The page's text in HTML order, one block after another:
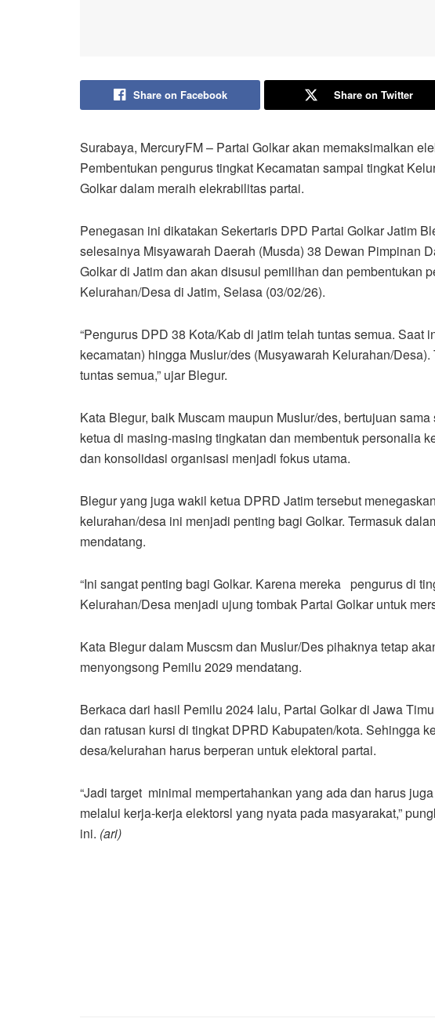
Share on Facebook Share on Twitter
Surabaya, MercuryFM – Partai Golkar akan memaksimalkan
Pembentukan pengurus tingkat Kecamatan sampai tingkat
Golkar dalam meraih elekrabilitas partai.
Penegasan ini dikatakan Sekertaris DPD Partai Golkar Jatim
selesainya Misyawarah Daerah (Musda) 38 Dewan Pimpinan
Golkar di Jatim dan akan disusul pemilihan dan pembentukan
Kelurahan/Desa di Jatim, Selasa (03/02/26).
“Pengurus DPD 38 Kota/Kab di jatim telah tuntas semua. Saat
kecamatan) hingga Muslur/des (Musyawarah Kelurahan/
tuntas semua,” ujar Blegur.
Kata Blegur, baik Muscam maupun Muslur/des, bertujuan
ketua di masing-masing tingkatan dan membentuk personalia
dan konsolidasi organisasi menjadi fokus utama.
Blegur yang juga wakil ketua DPRD Jatim tersebut
kelurahan/desa ini menjadi penting bagi Golkar. Termasuk
mendatang.
“Ini sangat penting bagi Golkar. Karena mereka pengurus di
Kelurahan/Desa menjadi ujung tombak Partai Golkar untuk
Kata Blegur dalam Muscsm dan Muslur/Des pihaknya tetap
menyongsong Pemilu 2029 mendatang.
Berkaca dari hasil Pemilu 2024 lalu, Partai Golkar di Jawa
dan ratusan kursi di tingkat DPRD Kabupaten/kota. Sehingga
desa/kelurahan harus berperan untuk elektoral partai.
“Jadi target minimal mempertahankan yang ada dan harus
melalui kerja-kerja elektorsl yang nyata pada masyarakat,”
ini. (ari)